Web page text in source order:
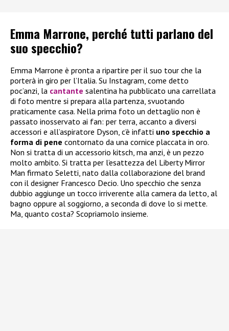
Emma Marrone, perché tutti parlano del
suo specchio?
Emma Marrone è pronta a ripartire per il suo tour che la
porterà in giro per l’Italia. Su Instagram, come detto
poc’anzi, la cantante salentina ha pubblicato una carrellata
di foto mentre si prepara alla partenza, svuotando
praticamente casa. Nella prima foto un dettaglio non è
passato inosservato ai fan: per terra, accanto a diversi
accessori e all’aspiratore Dyson, c’è infatti uno specchio a
forma di pene contornato da una cornice placcata in oro.
Non si tratta di un accessorio kitsch, ma anzi, è un pezzo
molto ambito. Si tratta per l’esattezza del Liberty Mirror
Man firmato Seletti, nato dalla collaborazione del brand
con il designer Francesco Decio. Uno specchio che senza
dubbio aggiunge un tocco irriverente alla camera da letto, al
bagno oppure al soggiorno, a seconda di dove lo si mette.
Ma, quanto costa? Scopriamolo insieme.